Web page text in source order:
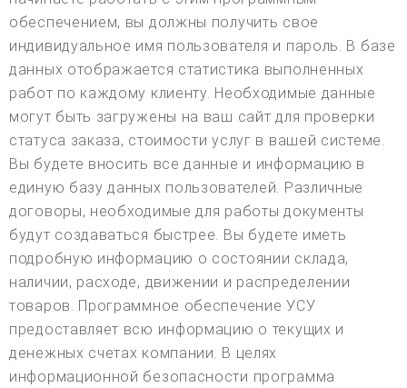
обеспечением, вы должны получить свое
индивидуальное имя пользователя и пароль. В базе
данных отображается статистика выполненных
работ по каждому клиенту. Необходимые данные
могут быть загружены на ваш сайт для проверки
статуса заказа, стоимости услуг в вашей системе.
Вы будете вносить все данные и информацию в
единую базу данных пользователей. Различные
договоры, необходимые для работы документы
будут создаваться быстрее. Вы будете иметь
подробную информацию о состоянии склада,
наличии, расходе, движении и распределении
товаров. Программное обеспечение УСУ
предоставляет всю информацию о текущих и
денежных счетах компании. В целях
информационной безопасности программа